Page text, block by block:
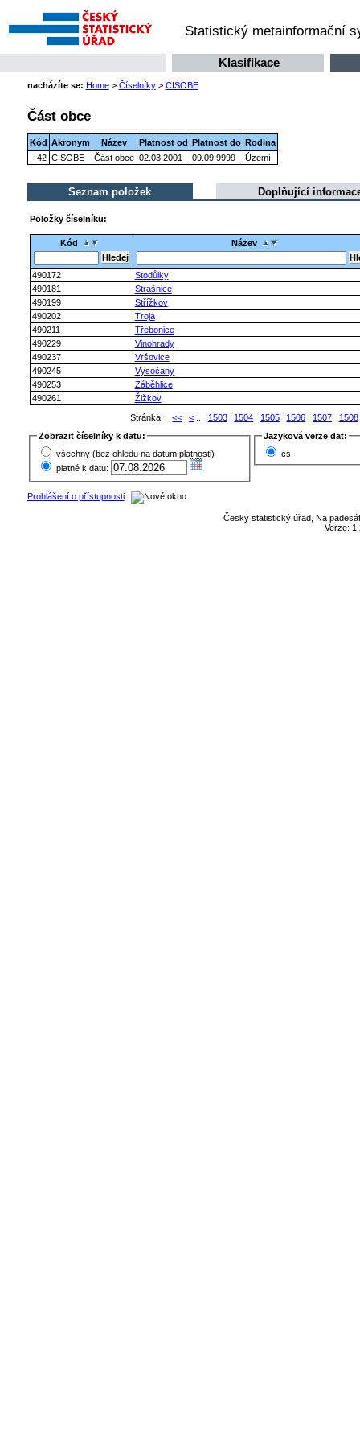
Statistický metainformační
Klasifikace
nacházíte se: Home> Číselníky> CISOBE
Část obce
Kód Akronym Název Platnost od Platnost do Rodina
42 CISOBE Část obce 02.03.2001 09.09.9999 Území
Seznam položek Doplňující
Položky číselníku:
Kód Název
490172
Stodůlky
490181
Strašnice
490199
Střížkov
490202
Troja
490211
Třebonice
490229
Vinohrady
490237
Vršovice
490245
Vysočany
490253
Záběhlice
490261
Žižkov
Stránka:
<< < 1503 1504 1505 1506 1507
1508
Zobrazit číselníky k datu:
všechny (bez ohledu na datum platnosti)
platné k datu:
Jazyková verze dat:
cs
Prohlášení o přístupnosti
Český statistický úřad, Na
Verze: